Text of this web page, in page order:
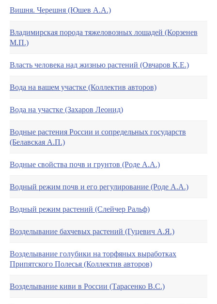
Вишня. Черешня (Юшев А.А.)
Владимирская порода тяжеловозных лошадей (Корзенев
М.П.)
Власть человека над жизнью растений (Овчаров К.Е.)
Вода на вашем участке (Коллектив авторов)
Вода на участке (Захаров Леонид)
Водные растения России и сопредельных государств
(Белавская А.П.)
Водные свойства почв и грунтов (Роде А.А.)
Водный режим почв и его регулирование (Роде А.А.)
Водный режим растений (Слейчер Ральф)
Возделывание бахчевых растений (Гуцевич А.Я.)
Возделывание голубики на торфяных выработках
Припятского Полесья (Коллектив авторов)
Возделывание киви в России (Тарасенко В.С.)